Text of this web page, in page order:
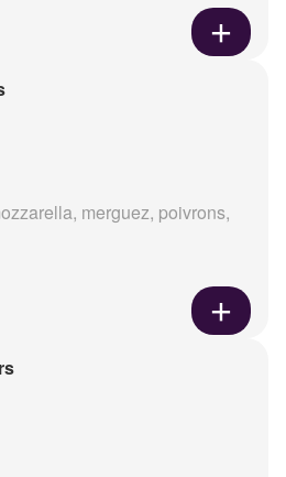
merguez, poivrons,